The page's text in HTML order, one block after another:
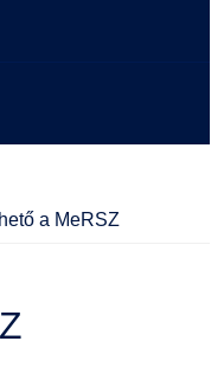
a MeRSZ